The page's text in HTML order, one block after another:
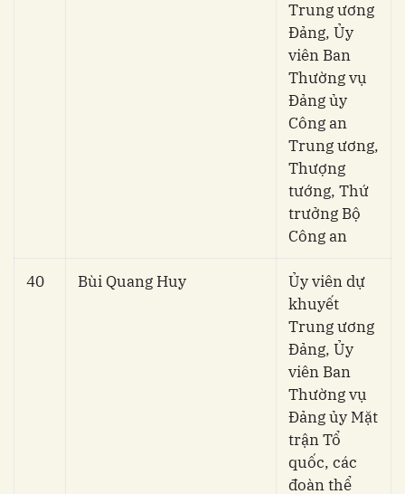
Trung ương
Đảng, Ủy
viên Ban
Thường vụ
Đảng ủy
Công an
Trung ương,
Thượng
tướng, Thứ
trưởng Bộ
Công an
40 Bùi Quang Huy
Ủy viên dự
khuyết
Trung ương
Đảng, Ủy
viên Ban
Thường vụ
Đảng ủy Mặt
trận Tổ
quốc, các
đoàn thể